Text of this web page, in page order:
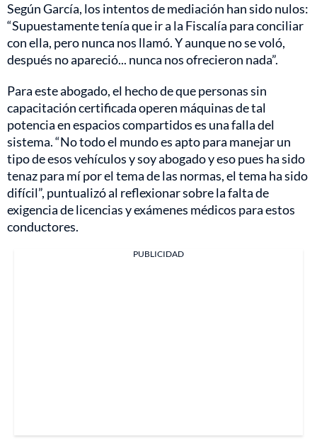
Según García, los intentos de mediación han sido nulos:
“Supuestamente tenía que ir a la Fiscalía para conciliar
con ella, pero nunca nos llamó. Y aunque no se voló,
después no apareció... nunca nos ofrecieron nada”.
Para este abogado, el hecho de que personas sin
capacitación certificada operen máquinas de tal
potencia en espacios compartidos es una falla del
sistema. “No todo el mundo es apto para manejar un
tipo de esos vehículos y soy abogado y eso pues ha sido
tenaz para mí por el tema de las normas, el tema ha sido
difícil”, puntualizó al reflexionar sobre la falta de
exigencia de licencias y exámenes médicos para estos
conductores.
PUBLICIDAD